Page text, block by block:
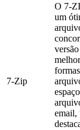
7-Zip
O 7-
um
email,